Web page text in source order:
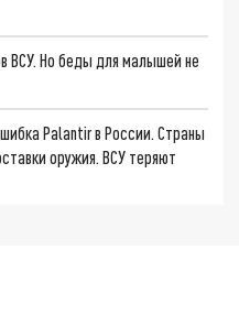
ВСУ. Но беды для малышей не
Palantir в России. Страны
оружия. ВСУ теряют